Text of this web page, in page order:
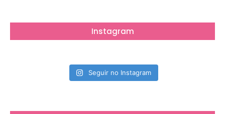
Instagram
Seguir no Instagram